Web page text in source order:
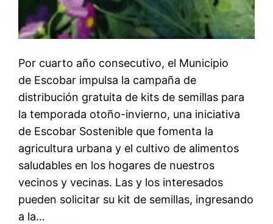
Por cuarto año consecutivo, el Municipio
de Escobar impulsa la campaña de
distribución gratuita de kits de semillas para
la temporada otoño-invierno, una iniciativa
de Escobar Sostenible que fomenta la
agricultura urbana y el cultivo de alimentos
saludables en los hogares de nuestros
vecinos y vecinas. Las y los interesados
pueden solicitar su kit de semillas, ingresando
a la…